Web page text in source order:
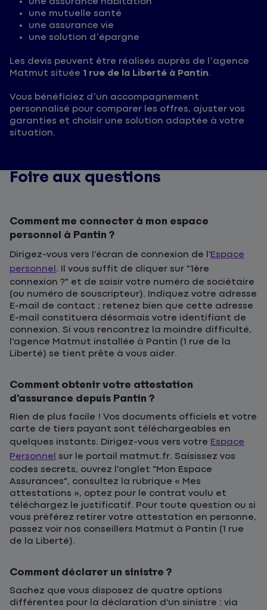
une mutuelle santé
une assurance vie
une solution d’épargne
Les devis peuvent être réalisés auprès de l’agence
Matmut située 1 rue de la Liberté à Pantin.
Vous bénéficiez d’un accompagnement
personnalisé pour comparer les offres, ajuster vos
garanties et choisir une solution adaptée à votre
situation.
Foire aux questions
Comment me connecter à mon espace
personnel à Pantin ?
Dirigez-vous vers l'écran de connexion de l'Espace
personnel . Il vous suffit de cliquer sur "1ère
connexion ?" et de saisir votre numéro de sociétaire
(ou numéro de souscripteur). Indiquez votre adresse
E-mail de contact ; retenez bien que cette adresse
E-mail constituera désormais votre identifiant de
connexion. Si vous rencontrez la moindre difficulté,
l'agence Matmut installée à Pantin (1 rue de la
Liberté) se tient prête à vous aider.
Comment obtenir votre attestation
d'assurance depuis Pantin ?
Rien de plus facile ! Vos documents officiels et votre
carte de tiers payant sont téléchargeables en
quelques instants. Dirigez-vous vers votre Espace
Personnel sur le portail matmut.fr. Saisissez vos
codes secrets, ouvrez l'onglet "Mon Espace
Assurances", consultez la rubrique « Mes
attestations », optez pour le contrat voulu et
téléchargez le justificatif. Pour toute question ou si
vous préférez retirer votre attestation en personne,
passez voir nos conseillers Matmut à Pantin (1 rue
de la Liberté).
Comment déclarer un sinistre ?
Sachez que vous disposez de quatre options
différentes pour la déclaration d'un sinistre : via